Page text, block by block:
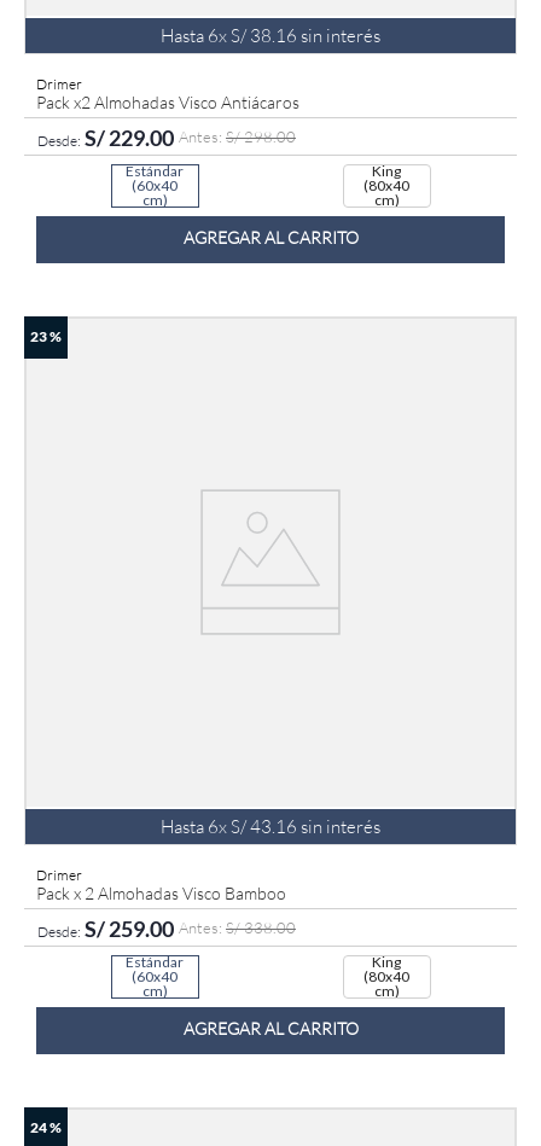
Hasta 6xS/ 38 16 sin interés
Drimer
Pack x2 Almohadas Visco Antiácaros
S/229.00 S/298.00
Estándar
(60x40
cm)
King
(80x40
cm)
AGREGAR AL CARRITO
23 %
Hasta 6xS/43 16 sin interés
Drimer
Pack x 2 Almohadas Visco Bamboo
S/259.00 S/338.00
Estándar
(60x40
cm)
King
(80x40
cm)
AGREGAR AL CARRITO
24 %